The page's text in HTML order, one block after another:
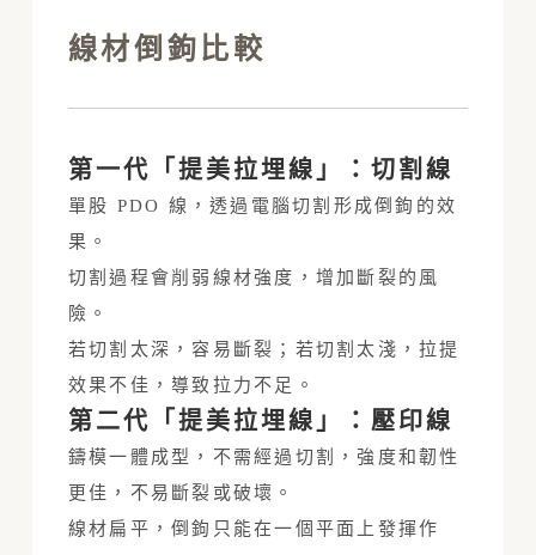
線材倒鉤比較
第一代「提美拉埋線」：切割線
單股 PDO 線，透過電腦切割形成倒鉤的效
果。
切割過程會削弱線材強度，增加斷裂的風
險。
若切割太深，容易斷裂；若切割太淺，拉提
效果不佳，導致拉力不足。
第二代「提美拉埋線」：壓印線
鑄模一體成型，不需經過切割，強度和韌性
更佳，不易斷裂或破壞。
線材扁平，倒鉤只能在一個平面上發揮作